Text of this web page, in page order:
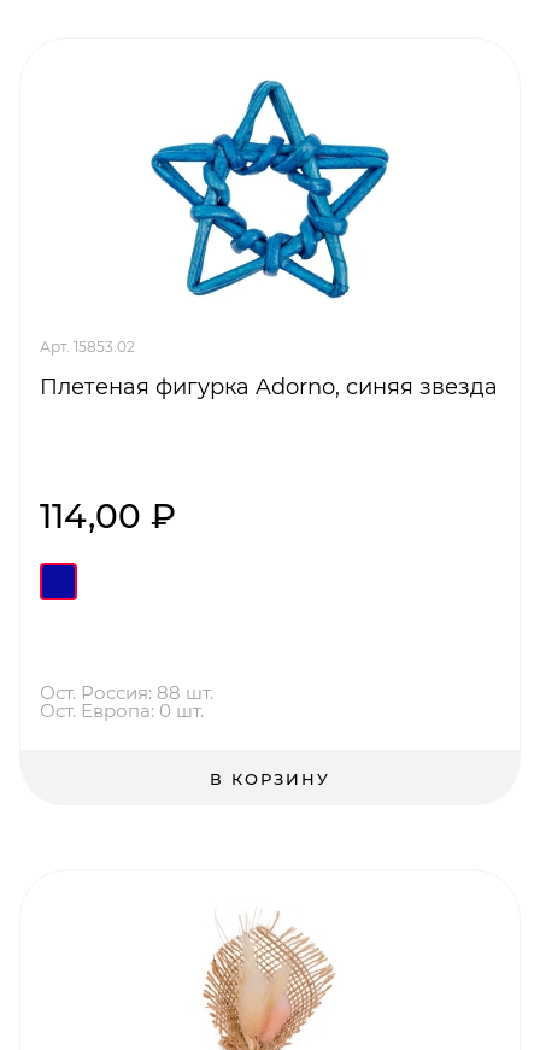
Арт. 15853.02
Плетеная фигурка Adorno, синяя звезда
114,00 ₽
Ост. Россия: 88 шт.
Ост. Европа: 0 шт.
В КОРЗИНУ